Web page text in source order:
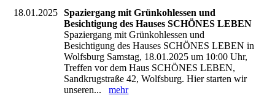
18.01.2025
Spaziergang mit Grünkohlessen und
Besichtigung des Hauses SCHÖNES LEBEN
Spaziergang mit Grünkohlessen und
Besichtigung des Hauses SCHÖNES LEBEN in
Wolfsburg Samstag, 18.01.2025 um 10:00 Uhr,
Treffen vor dem Haus SCHÖNES LEBEN,
Sandkrugstraße 42, Wolfsburg. Hier starten wir
unseren...mehr